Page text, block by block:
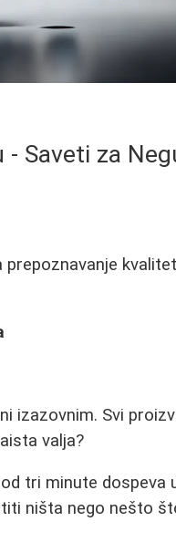
Saveti za
izazovnim. Svi
valja?
tri minute dospeva
ništa nego nešto